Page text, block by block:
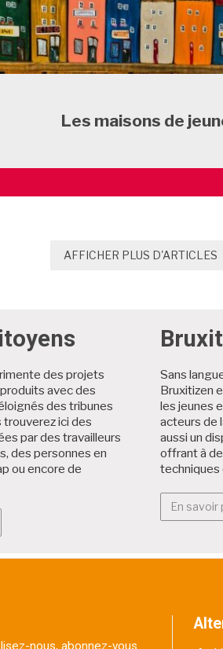
Les maisons de
AFFICHER PLUS D'ARTICLES
des projets
avec des
des tribunes
ici des
par des travailleurs
des personnes en
ou encore de
savoir plus : Projets citoyens
Sans
Bruxitizen
les jeunes
acteurs de
aussi un
offrant à
techniques
En savoir
nous, abonnez-vous